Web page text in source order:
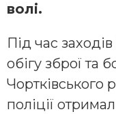
волі.
Під час
обігу зброї та
Чортківського
поліції